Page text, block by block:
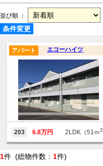
並び順 ：
条件変更
エコーハイツ
アパート
203 6.8万円 2LDK（51ｍ2
1件 (総物件数： 1件)